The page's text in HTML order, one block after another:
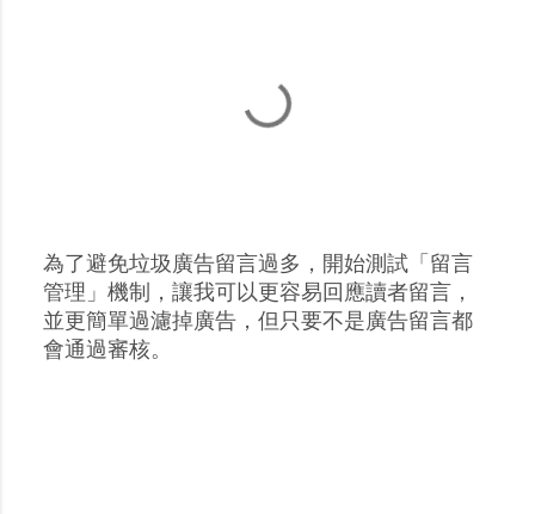
張
貼
留
為了避免垃圾廣告留言過多，開始測試「留言
管理」機制，讓我可以更容易回應讀者留言，
並更簡單過濾掉廣告，但只要不是廣告留言都
會通過審核。